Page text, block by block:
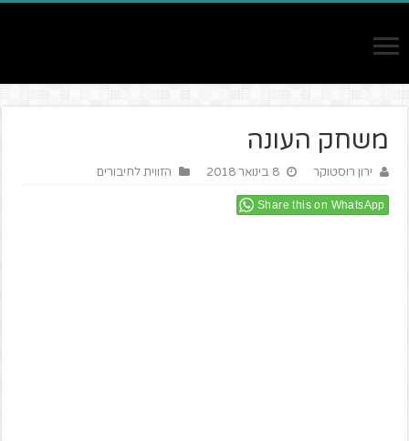
משחק העונה
ירון רוסטוקר 8 בינואר 2018 הזווית לחיבורים
Share this on WhatsApp